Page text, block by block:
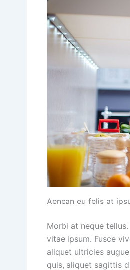
Aenean eu felis at
Morbi at neque
vitae ipsum. Fusce
aliquet ultricies
quis, aliquet sagittis